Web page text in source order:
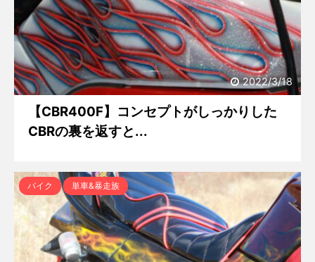
2022/3/18
【CBR400F】コンセプトがしっかりした
CBRの裏を返すと...
バイク 単車&暴走族